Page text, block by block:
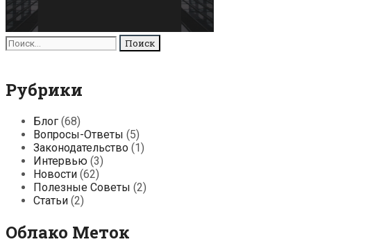
Поиск
для:
Рубрики
Блог (68)
Вопросы-Ответы (5)
Законодательство (1)
Интервью (3)
Новости (62)
Полезные Советы (2)
Статьи (2)
Облако Меток